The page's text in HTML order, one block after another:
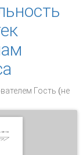
Гость (не